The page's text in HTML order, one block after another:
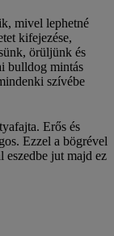
mivel lephetné
kifejezése,
örüljünk és
bulldog mintás
szívébe
Erős és
Ezzel a bögrével
eszedbe jut majd ez